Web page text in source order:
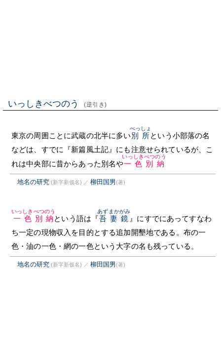
いっしきべつのう (逆引き)
東京の周囲ことに武蔵の北半に多い別所
べっしょ
という小部落の名
などは、すでに『新篇風土記』にも注意せられているが、こ
れは中央部に昔からあった別名や一色別納
いっしきべつのう
地名の研究 (新字新仮名) ／ 柳田国男(著)
一色別納
いっしきべつのう
という語は『吾妻鏡
あずまかがみ
』にすでにあってすなわ
ち一定の現物収入を目的とする追加開墾地である。布の一
色・油の一色・網の一色という大字の名も残っている。
地名の研究 (新字新仮名) ／ 柳田国男(著)